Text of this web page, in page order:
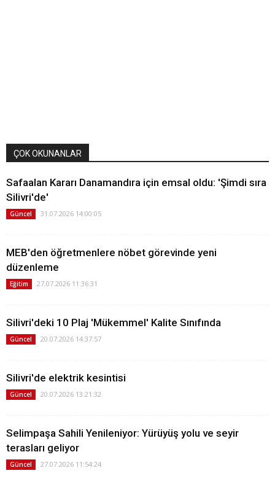
ÇOK OKUNANLAR
Safaalan Kararı Danamandıra için emsal oldu: 'Şimdi sıra
Silivri'de'
Güncel 31.07.2026 14:00:05
MEB'den öğretmenlere nöbet görevinde yeni
düzenleme
Eğitim 27.07.2026 11:36:31
Silivri'deki 10 Plaj 'Mükemmel' Kalite Sınıfında
Güncel 20.07.2026 14:37:57
Silivri'de elektrik kesintisi
Güncel 20.07.2026 13:21:32
Selimpaşa Sahili Yenileniyor: Yürüyüş yolu ve seyir
terasları geliyor
Güncel 27.07.2026 11:54:24